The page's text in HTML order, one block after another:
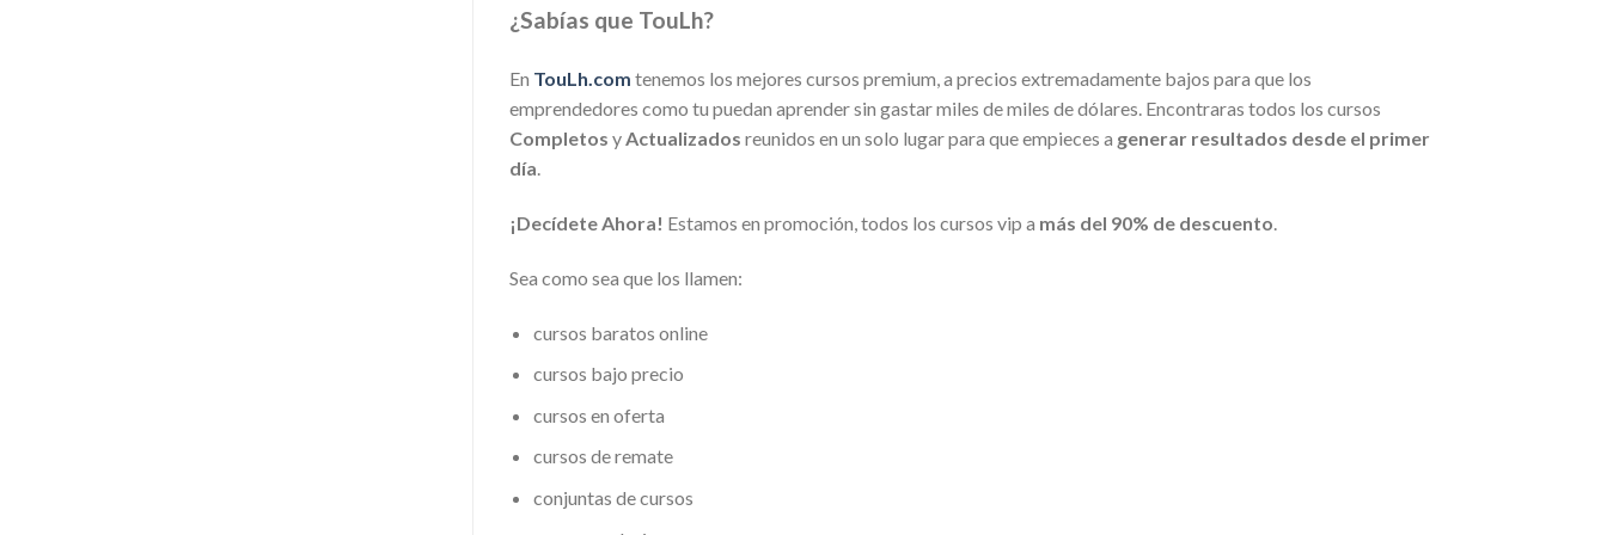
¿Sabías que TouLh?
En TouLh.com tenemos los mejores cursos premium, a precios extremadamente bajos para que los
emprendedores como tu puedan aprender sin gastar miles de miles de dólares. Encontraras todos los cursos
Completos yActualizados reunidos en un solo lugar para que empieces a generar resultados desde el primer
día.
¡Decídete Ahora! Estamos en promoción, todos los cursos vip a más del 90% de descuento.
Sea como sea que los llamen:
cursos baratos online
cursos bajo precio
cursos en oferta
cursos de remate
conjuntas de cursos